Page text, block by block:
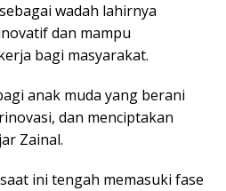
wadah lahirnya
dan mampu
bagi masyarakat.
anak muda yang berani
dan menciptakan
Zainal.
ini tengah memasuki fase